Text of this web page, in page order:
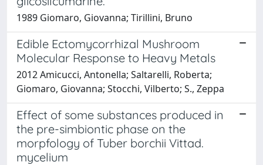
1989 Giomaro, Giovanna; Tirillini, Bruno
Edible Ectomycorrhizal Mushroom
Molecular Response to Heavy Metals
2012 Amicucci, Antonella; Saltarelli, Roberta;
Giomaro, Giovanna; Stocchi, Vilberto; S., Zeppa
Effect of some substances produced in
the pre-simbiontic phase on the
morpfology of Tuber borchii Vittad.
mycelium